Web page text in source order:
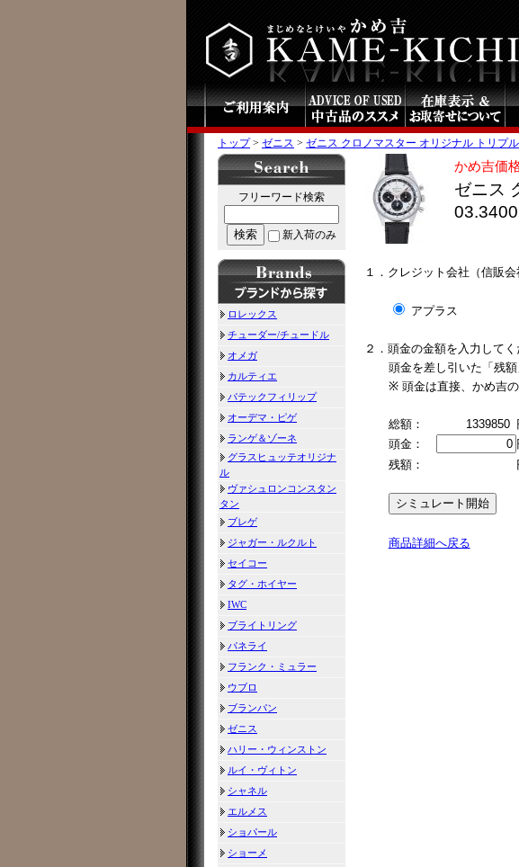
トップ > ゼニス > ゼニス クロノマスター オリジナル トリプ
フリーワード検索
検索 新入荷のみ
ロレックス
チューダー/チュードル
オメガ
カルティエ
パテックフィリップ
オーデマ・ピゲ
ランゲ＆ゾーネ
グラスヒュッテオリジナ
ル
ヴァシュロンコンスタン
タン
ブレゲ
ジャガー・ルクルト
セイコー
タグ・ホイヤー
IWC
ブライトリング
パネライ
フランク・ミュラー
ウブロ
ブランパン
ゼニス
ハリー・ウィンストン
ルイ・ヴィトン
シャネル
エルメス
ショパール
ショーメ
かめ吉価
ゼニス
１．クレジット会社（信販
アプラス
２．頭金の金額を入力してく
頭金を差し引いた「残
※ 頭金は直接、かめ吉の
総額： 1339850
頭金：
残額：
商品詳細へ戻る